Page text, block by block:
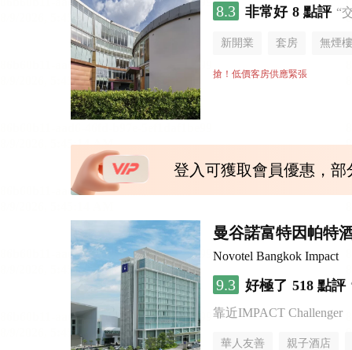
8.3 非常好 8 點評 “
新開業 套房 無煙
搶！低價客房供應緊張
登入可獲取會員優惠，
曼谷諾富特因帕特
Novotel Bangkok Impact
9.3 好極了 518 點評
靠近IMPACT Challenger
華人友善 親子酒店